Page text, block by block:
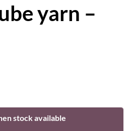
yarn –
stock available